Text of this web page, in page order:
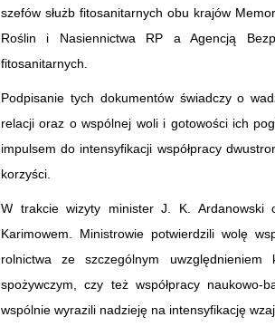
szefów służb fitosanitarnych obu krajów
Roślin i Nasiennictwa RP a Agencją
fitosanitarnych.
Podpisanie tych dokumentów świadczy o
relacji oraz o wspólnej woli i gotowości ich
impulsem do intensyfikacji współpracy
korzyści.
W trakcie wizyty minister J. K. Ardanowski
Karimowem. Ministrowie potwierdzili wolę
rolnictwa ze szczególnym
spożywczym, czy też współpracy naukowo-
wspólnie wyrazili nadzieję na intensyfikację